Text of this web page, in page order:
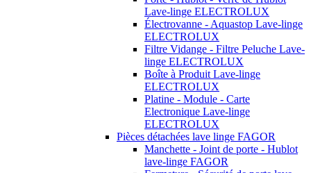
Lave-linge ELECTROLUX
Électrovanne - Aquastop Lave-linge
ELECTROLUX
Filtre Vidange - Filtre Peluche Lave-
linge ELECTROLUX
Boîte à Produit Lave-linge
ELECTROLUX
Platine - Module - Carte
Electronique Lave-linge
ELECTROLUX
Pièces détachées lave linge FAGOR
Manchette - Joint de porte - Hublot
lave-linge FAGOR